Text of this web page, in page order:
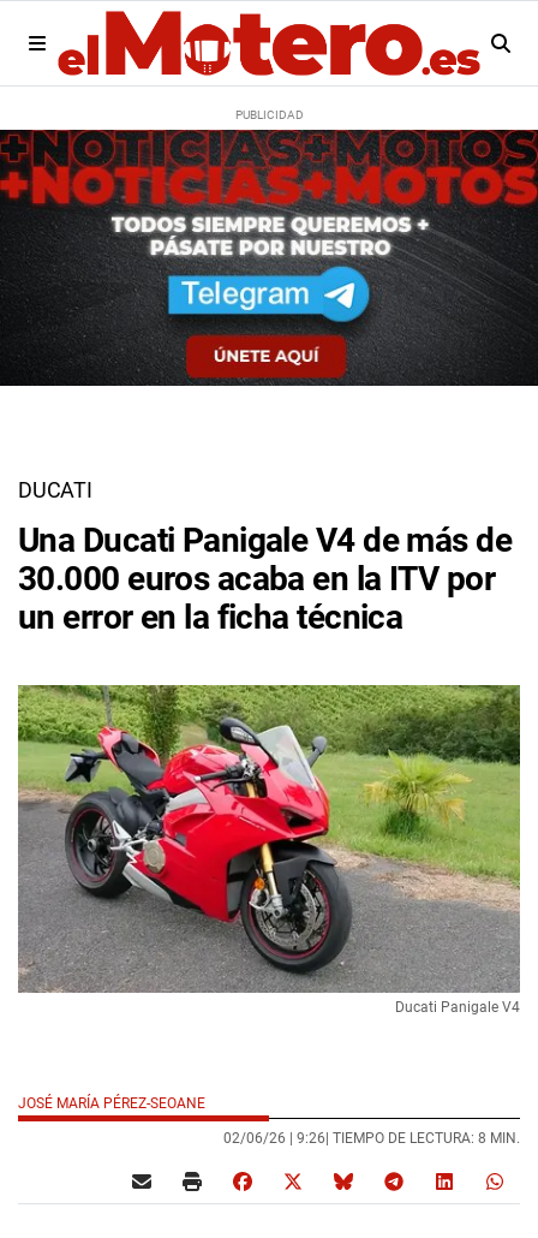
DUCATI
Una Ducati Panigale V4 de más de
30.000 euros acaba en la ITV por
un error en la ficha técnica
Ducati Panigale V4
JOSÉ MARÍA PÉREZ-SEOANE
02/06/26 | 9:26 | TIEMPO DE LECTURA: 8 MIN.